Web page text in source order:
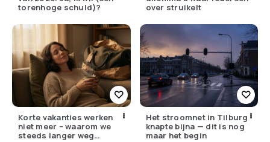
torenhoge schuld)?
over struikelt
Korte vakanties werken
niet meer – waarom we
steeds langer weg
Het stroomnet in Tilburg
knapte bijna — dit is nog
maar het begin